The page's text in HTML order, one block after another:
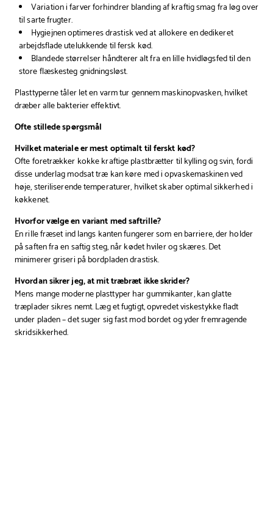
Variation i farver forhindrer blanding af kraftig smag fra løg over
til sarte frugter.
Hygiejnen optimeres drastisk ved at allokere en dedikeret
arbejdsflade utelukkende til fersk kød.
Blandede størrelser håndterer alt fra en lille hvidløgsfed til den
store flæskesteg gnidningsløst.
Plasttyperne tåler let en varm tur gennem maskinopvasken, hvilket
dræber alle bakterier effektivt.
Ofte stillede spørgsmål
Hvilket materiale er mest optimalt til ferskt kød?
Ofte foretrækker kokke kraftige plastbrætter til kylling og svin, fordi
disse underlag modsat træ kan køre med i opvaskemaskinen ved
høje, steriliserende temperaturer, hvilket skaber optimal sikkerhed i
køkkenet.
Hvorfor vælge en variant med saftrille?
En rille fræset ind langs kanten fungerer som en barriere, der holder
på saften fra en saftig steg, når kødet hviler og skæres. Det
minimerer griseri på bordpladen drastisk.
Hvordan sikrer jeg, at mit træbræt ikke skrider?
Mens mange moderne plasttyper har gummikanter, kan glatte
træplader sikres nemt. Læg et fugtigt, opvredet viskestykke fladt
under pladen – det suger sig fast mod bordet og yder fremragende
skridsikkerhed.